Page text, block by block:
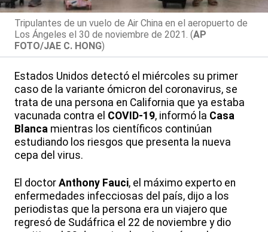
Tripulantes de un vuelo de Air China en el aeropuerto de
Los Ángeles el 30 de noviembre de 2021. (AP
FOTO/JAE C. HONG)
Estados Unidos detectó el miércoles su primer
caso de la variante ómicron del coronavirus, se
trata de una persona en California que ya estaba
vacunada contra el COVID-19, informó la Casa
Blanca mientras los científicos continúan
estudiando los riesgos que presenta la nueva
cepa del virus.
El doctor Anthony Fauci, el máximo experto en
enfermedades infecciosas del país, dijo a los
periodistas que la persona era un viajero que
regresó de Sudáfrica el 22 de noviembre y dio